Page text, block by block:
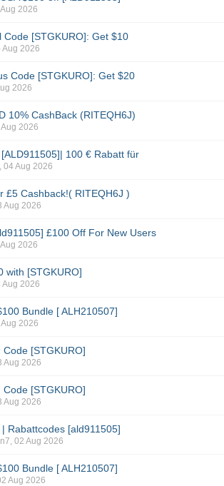
2026
[STGKURO]: Get $10
Aug 2026
Code [STGKURO]: Get $20
2026
10% CashBack (RITEQH6J)
2026
100 € Rabatt für
,04 Aug 2026
£5 Cashback!( RITEQH6J )
Aug 2026
£100 Off For New Users
2026
with [STGKURO]
Aug 2026
Bundle [ ALH210507]
2026
[STGKURO]
Aug 2026
[STGKURO]
Aug 2026
Rabattcodes [ald911505]
,02 Aug 2026
Bundle [ ALH210507]
Aug 2026